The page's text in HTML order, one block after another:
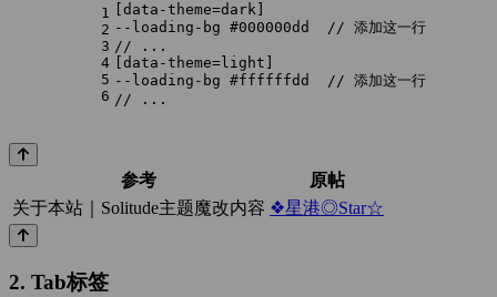
1
2
3
4
5
6
[data-theme=dark]
--loading-bg #000000dd
// 添加这一行
// ...
[data-theme=light]
--loading-bg #ffffffdd
// 添加这一行
// ...
参考
原帖
关于本站｜Solitude主题魔改内容 ❖星港◎Star☆
2. Tab标签